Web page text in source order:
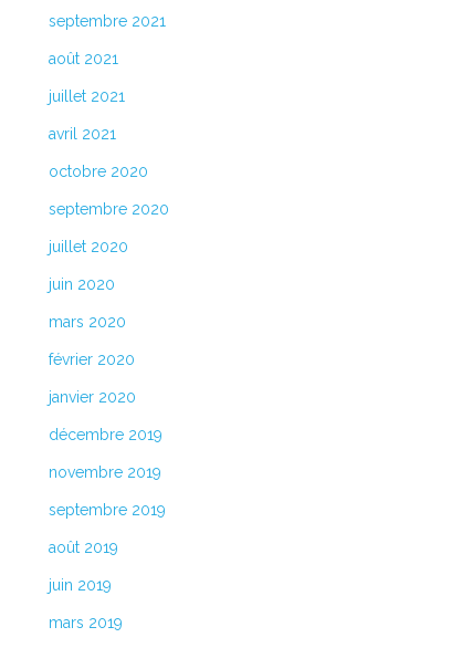
septembre 2021
août 2021
juillet 2021
avril 2021
octobre 2020
septembre 2020
juillet 2020
juin 2020
mars 2020
février 2020
janvier 2020
décembre 2019
novembre 2019
septembre 2019
août 2019
juin 2019
mars 2019